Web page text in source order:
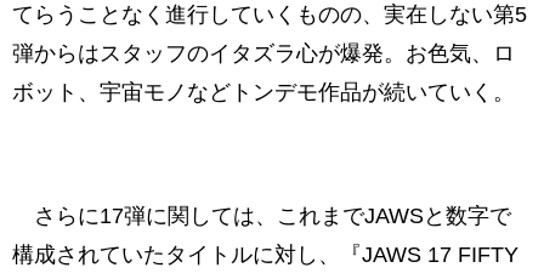
てらうことなく進行していくものの、実在しない第5
弾からはスタッフのイタズラ心が爆発。お色気、ロ
ボット、宇宙モノなどトンデモ作品が続いていく。
さらに17弾に関しては、これまでJAWSと数字で
構成されていたタイトルに対し、『JAWS 17 FIFTY